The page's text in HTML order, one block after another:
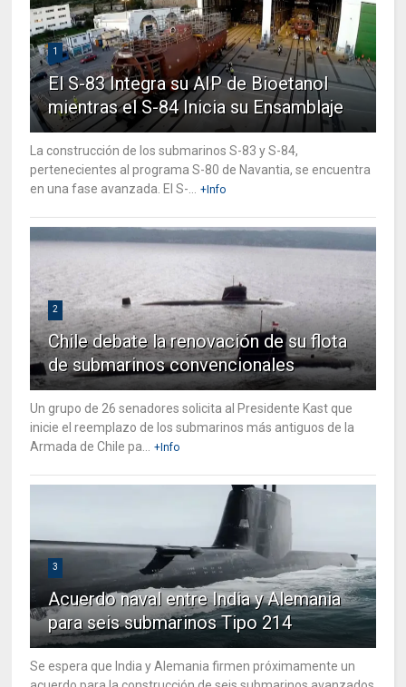
1
El S-83 Integra su AIP de Bioetanol
mientras el S-84 Inicia su Ensamblaje
La construcción de los submarinos S-83 y S-84,
pertenecientes al programa S-80 de Navantia, se encuentra
en una fase avanzada. El S-...
+Info
2
Chile debate la renovación de su flota
de submarinos convencionales
Un grupo de 26 senadores solicita al Presidente Kast que
inicie el reemplazo de los submarinos más antiguos de la
Armada de Chile pa...
+Info
3
Acuerdo naval entre India y Alemania
para seis submarinos Tipo 214
Se espera que India y Alemania firmen próximamente un